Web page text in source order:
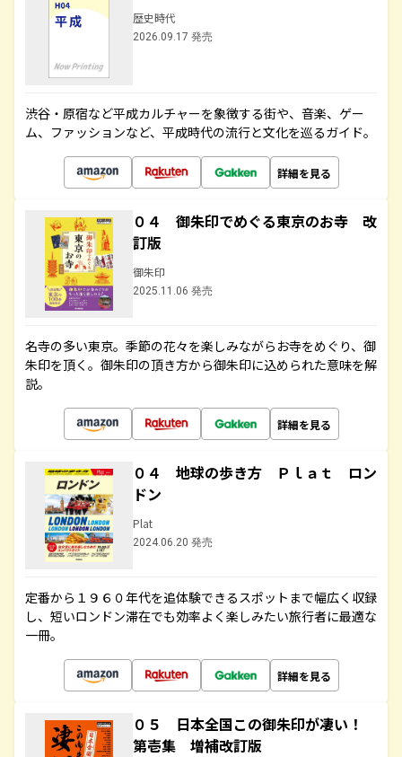
歴史時代
2026.09.17 発売
渋谷・原宿など平成カルチャーを象徴する街や、音楽、ゲー
ム、ファッションなど、平成時代の流行と文化を巡るガイド。
詳細を見る
０４ 御朱印でめぐる東京のお寺 改
訂版
御朱印
2025.11.06 発売
名寺の多い東京。季節の花々を楽しみながらお寺をめぐり、御
朱印を頂く。御朱印の頂き方から御朱印に込められた意味を解
説。
詳細を見る
０４ 地球の歩き方 Ｐｌａｔ ロン
ドン
Plat
2024.06.20 発売
定番から１９６０年代を追体験できるスポットまで幅広く収録
し、短いロンドン滞在でも効率よく楽しみたい旅行者に最適な
一冊。
詳細を見る
０５ 日本全国この御朱印が凄い！
第壱集 増補改訂版